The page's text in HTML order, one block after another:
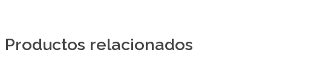
Productos relacionados